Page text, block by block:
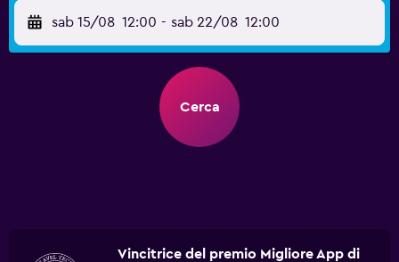
sab 15/08 12:00 - sab 22/08 12:00
Cerca
Vincitrice del premio Migliore App di